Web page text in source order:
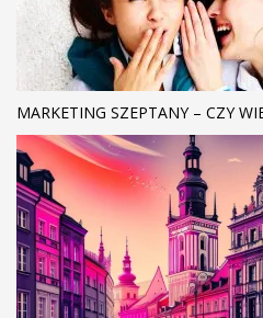
MARKETING SZEPTANY – CZY